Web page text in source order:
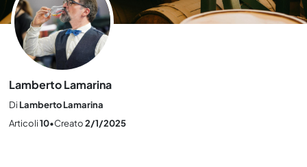
Lamberto Lamarina
Di Lamberto Lamarina
Articoli10•Creato2/1/2025